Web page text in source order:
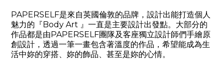
PAPERSELF是來自英國倫敦的品牌，設計出能打造個人
魅力的『 Body Art 』一直是主要設計出發點。大部分的
作品都是由 PAPERSELF團隊及客座獨立設計師們手繪原
創設計，透過一筆一畫包含著溫度的作品，希望能成為生
活中妳的穿搭、妳的飾品、甚至是妳的心情。